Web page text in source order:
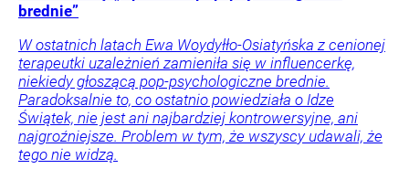
brednie”
W ostatnich latach Ewa Woydyłło-Osiatyńska z cenionej
terapeutki uzależnień zamieniła się w influencerkę,
niekiedy głoszącą pop-psychologiczne brednie.
Paradoksalnie to, co ostatnio powiedziała o Idze
Świątek, nie jest ani najbardziej kontrowersyjne, ani
najgroźniejsze. Problem w tym, że wszyscy udawali, że
tego nie widzą.